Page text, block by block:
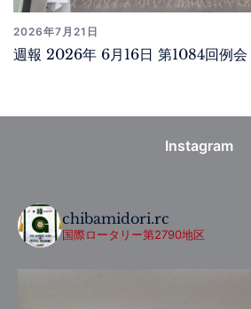
2026年7月21日
週報 2026年 6月16日 第1084回例会
Instagram
chibamidori.rc
国際ロータリー第2790地区